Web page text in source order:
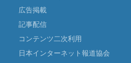
広告掲載
記事配信
コンテンツ二次利用
日本インターネット報道協会